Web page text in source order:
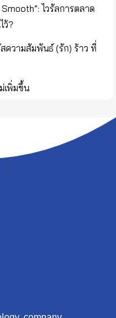
ไวรัลการตลาด
ว้?
ความสัมพันธ์ (รัก) ร้าว ที่
เพิ่มขึ้น